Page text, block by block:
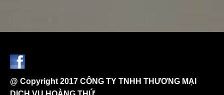
@ Copyright 2017 CÔNG TY TNHH THƯƠNG MẠI